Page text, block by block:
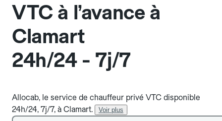
VTC à l’avance à
Clamart
24h/24 - 7j/7
Allocab, le service de chauffeur privé VTC disponible
24h/24, 7j/7, à Clamart.
Voir plus